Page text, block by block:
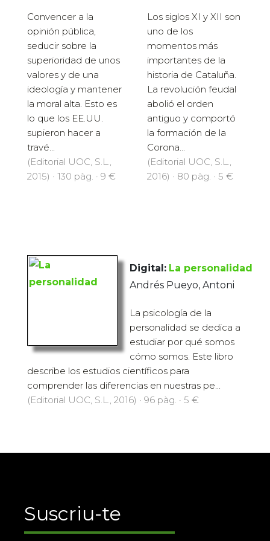
Convencer a la
opinión pública,
seducir sobre la
superioridad de unos
valores y de una
ideología y mantener
la moral alta. Esto es
lo que los EE.UU.
supieron hacer a
travé...
(Editorial UOC, S.L.,
2015) · 130 pàg. · 9 €
Los siglos XI y XII son
uno de los
momentos más
importantes de la
historia de Cataluña.
La revolución feudal
abolió el orden
antiguo y comportó
la formación de la
Corona...
(Editorial UOC, S.L.,
2016) · 80 pàg. · 5 €
Digital: La personalidad
Andrés Pueyo, Antoni
La psicología de la
personalidad se dedica a
estudiar por qué somos
cómo somos. Este libro
describe los estudios científicos para
comprender las diferencias en nuestras pe...
(Editorial UOC, S.L., 2016) · 96 pàg. · 5 €
Suscriu-te